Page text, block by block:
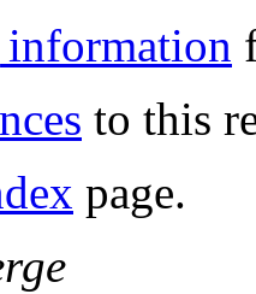
to this
page.